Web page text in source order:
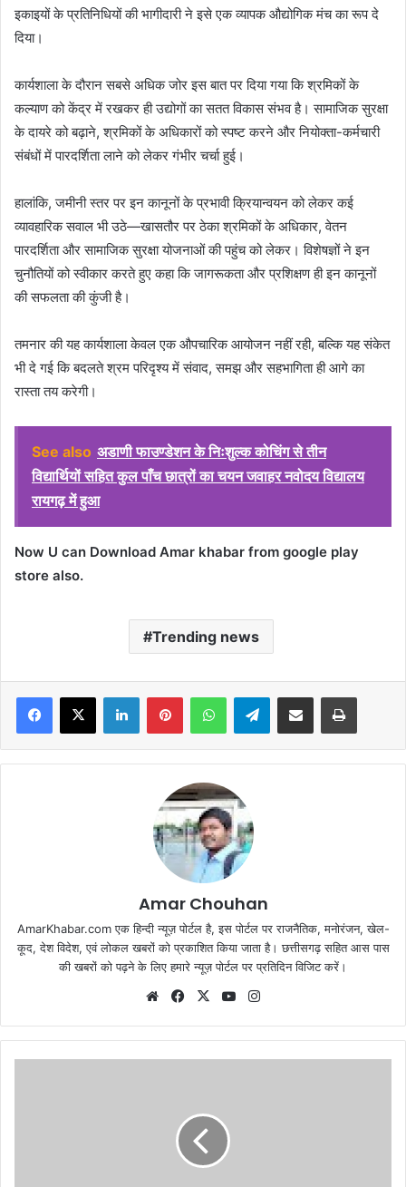
इकाइयों के प्रतिनिधियों की भागीदारी ने इसे एक व्यापक औद्योगिक मंच का रूप दे
दिया।
कार्यशाला के दौरान सबसे अधिक जोर इस बात पर दिया गया कि श्रमिकों के
कल्याण को केंद्र में रखकर ही उद्योगों का सतत विकास संभव है। सामाजिक सुरक्षा
के दायरे को बढ़ाने, श्रमिकों के अधिकारों को स्पष्ट करने और नियोक्ता-कर्मचारी
संबंधों में पारदर्शिता लाने को लेकर गंभीर चर्चा हुई।
हालांकि, जमीनी स्तर पर इन कानूनों के प्रभावी क्रियान्वयन को लेकर कई
व्यावहारिक सवाल भी उठे—खासतौर पर ठेका श्रमिकों के अधिकार, वेतन
पारदर्शिता और सामाजिक सुरक्षा योजनाओं की पहुंच को लेकर। विशेषज्ञों ने इन
चुनौतियों को स्वीकार करते हुए कहा कि जागरूकता और प्रशिक्षण ही इन कानूनों
की सफलता की कुंजी है।
तमनार की यह कार्यशाला केवल एक औपचारिक आयोजन नहीं रही, बल्कि यह संकेत
भी दे गई कि बदलते श्रम परिदृश्य में संवाद, समझ और सहभागिता ही आगे का
रास्ता तय करेगी।
See also अडाणी फाउण्डेशन के निःशुल्क कोचिंग से तीन
विद्यार्थियों सहित कुल पाँच छात्रों का चयन जवाहर नवोदय विद्यालय
रायगढ़ में हुआ
Now U can Download Amar khabar from google play
store also.
Trending news
Facebook
X LinkedInPinterestWhatsAppTelegramShare via Email Print
Amar Chouhan
AmarKhabar.com एक हिन्दी न्यूज़ पोर्टल है, इस पोर्टल पर राजनैतिक, मनोरंजन, खेल-
कूद, देश विदेश, एवं लोकल खबरों को प्रकाशित किया जाता है। छत्तीसगढ़ सहित आस पास
की खबरों को पढ़ने के लिए हमारे न्यूज़ पोर्टल पर प्रतिदिन विजिट करें।
WebsiteFacebook
X YouTube